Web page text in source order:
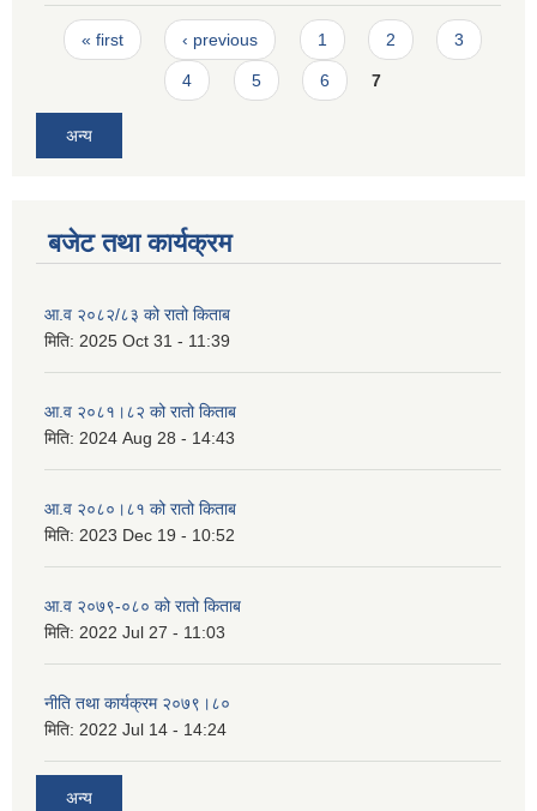
Pages
« first ‹ previous 1 2 3
4 5 6 7
अन्य
बजेट तथा कार्यक्रम
आ.व २०८२/८३ को रातो किताब
मिति: 2025 Oct 31 - 11:39
आ.व २०८१।८२ को रातो किताब
मिति: 2024 Aug 28 - 14:43
आ.व २०८०।८१ को रातो किताब
मिति: 2023 Dec 19 - 10:52
आ.व २०७९-०८० को रातो किताब
मिति: 2022 Jul 27 - 11:03
नीति तथा कार्यक्रम २०७९।८०
मिति: 2022 Jul 14 - 14:24
अन्य